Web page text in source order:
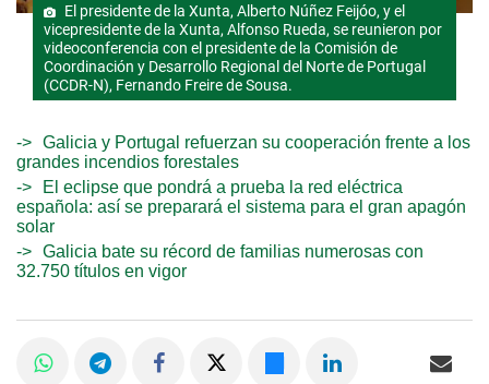
El presidente de la Xunta, Alberto Núñez Feijóo, y el
vicepresidente de la Xunta, Alfonso Rueda, se reunieron por
videoconferencia con el presidente de la Comisión de
Coordinación y Desarrollo Regional del Norte de Portugal
(CCDR-N), Fernando Freire de Sousa.
Galicia y Portugal refuerzan su cooperación frente a los
grandes incendios forestales
El eclipse que pondrá a prueba la red eléctrica
española: así se preparará el sistema para el gran apagón
solar
Galicia bate su récord de familias numerosas con
32.750 títulos en vigor